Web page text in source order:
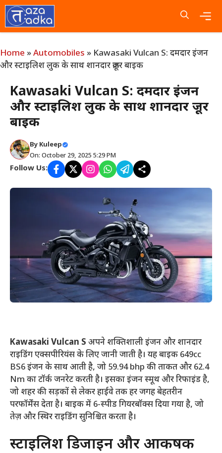
Skip
to
content
Home »Automobiles » Kawasaki Vulcan S: दमदार इंजन
और स्टाइलिश लुक के साथ शानदार क्रूजर बाइक
Kawasaki Vulcan S: दमदार इंजन
और स्टाइलिश लुक के साथ शानदार क्रूजर
बाइक
By Kuleep
On: October 29, 2025 5:29 PM
Follow Us:
Kawasaki Vulcan S अपने शक्तिशाली इंजन और शानदार
राइडिंग एक्सपीरियंस के लिए जानी जाती है। यह बाइक 649cc
BS6 इंजन के साथ आती है, जो 59.94 bhp की ताकत और 62.4
Nm का टॉर्क जनरेट करती है। इसका इंजन स्मूथ और रिफाइंड है,
जो शहर की सड़कों से लेकर हाईवे तक हर जगह बेहतरीन
परफॉर्मेंस देता है। बाइक में 6-स्पीड गियरबॉक्स दिया गया है, जो
तेज़ और स्थिर राइडिंग सुनिश्चित करता है।
स्टाइलिश डिजाइन और आकर्षक